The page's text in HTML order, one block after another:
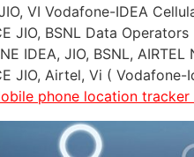
VI Vodafone-IDEA
JIO, BSNL Data Operators
IDEA, JIO, BSNL,
JIO, Airtel, Vi (
phone location tracker